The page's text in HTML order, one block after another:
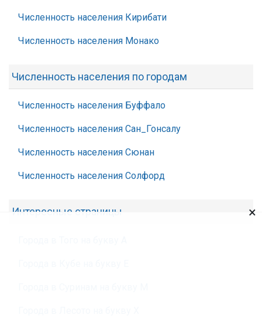
Численность населения Кирибати
Численность населения Монако
Численность населения по городам
Численность населения Буффало
Численность населения Сан_Гонсалу
Численность населения Сюнан
Численность населения Солфорд
Интересные страницы ×